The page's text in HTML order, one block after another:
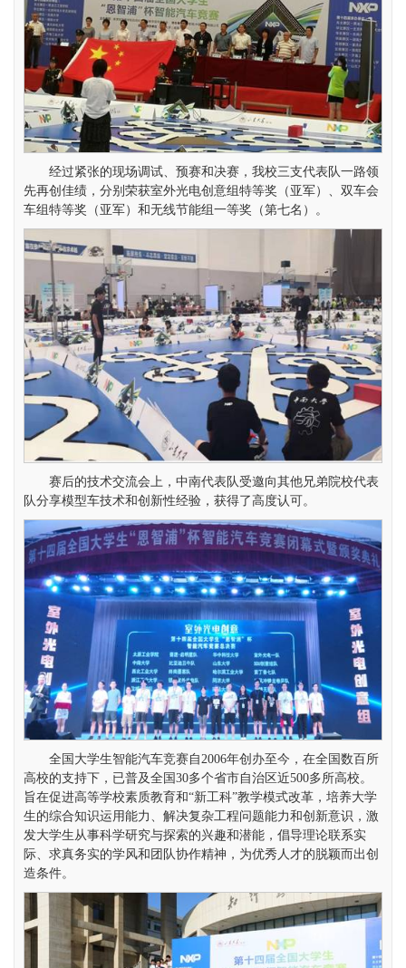
经过紧张的现场调试、预赛和决赛，我校三支代表队一路领
先再创佳绩，分别荣获室外光电创意组特等奖（亚军）、双车会
车组特等奖（亚军）和无线节能组一等奖（第七名）。
赛后的技术交流会上，中南代表队受邀向其他兄弟院校代表
队分享模型车技术和创新性经验，获得了高度认可。
全国大学生智能汽车竞赛自2006年创办至今，在全国数百所
高校的支持下，已普及全国30多个省市自治区近500多所高校。
旨在促进高等学校素质教育和“新工科”教学模式改革，培养大学
生的综合知识运用能力、解决复杂工程问题能力和创新意识，激
发大学生从事科学研究与探索的兴趣和潜能，倡导理论联系实
际、求真务实的学风和团队协作精神，为优秀人才的脱颖而出创
造条件。